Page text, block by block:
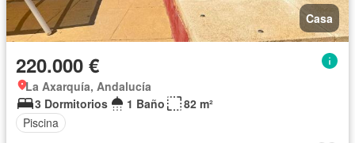
Casa
220.000 €
La Axarquía, Andalucía
3 Dormitorios
1 Baño
82 m²
Piscina